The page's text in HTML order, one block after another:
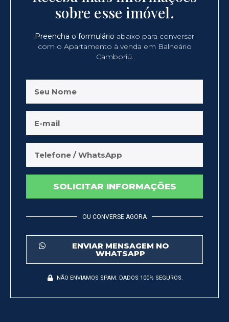
sobre esse imóvel.
Preencha o formulário abaixo para conversar
com o Apartamento à venda em Balneário
Camboriú.
SOLICITAR INFORMAÇÕES
OU CONVERSE AGORA
ENVIAR MENSAGEM NO
WHATSAPP
NÃO ENVIAMOS SPAM. DADOS 100% SEGUROS.